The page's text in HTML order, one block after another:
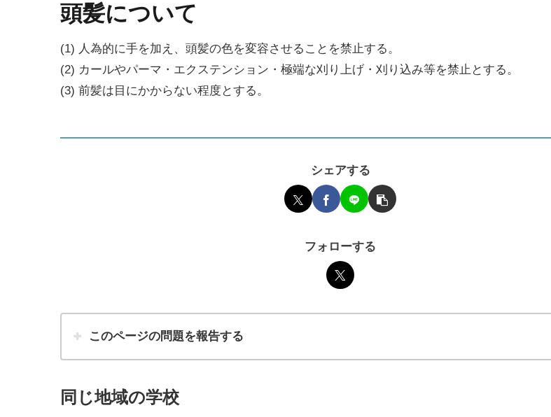
頭髪について
(1) 人為的に手を加え、頭髪の色を変容させることを禁止する。
(2) カールやパーマ・エクステンション・極端な刈り上げ・刈り込み等を禁止とする。
(3) 前髪は目にかからない程度とする。
シェアする
フォローする
このページの問題を報告する
同じ地域の学校